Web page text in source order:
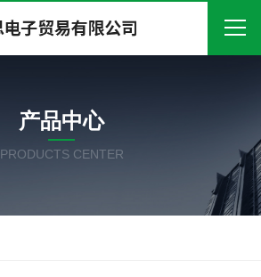
关于我们
产品中心
产品中心
PRODUCTS CENTER